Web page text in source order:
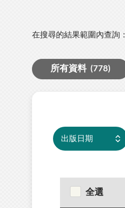
在搜尋的結果範圍內查詢：
所有資料 (778)
全選